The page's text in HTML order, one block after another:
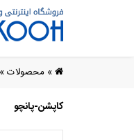
» محصولات»
کاپشن-پانچو